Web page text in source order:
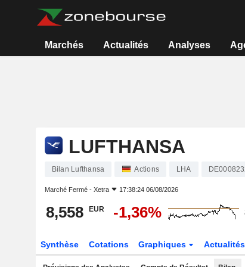
Marchés Actualités Analyses
LUFTHANSA
Bilan Lufthansa Actions LHA
Marché Fermé - Xetra 17:38:24 06/08/2026
8,558 EUR -1,36%
Synthèse Cotations Graphiques Actualités